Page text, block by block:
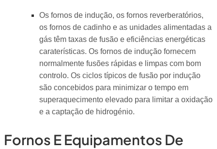
Os fornos de indução, os fornos reverberatórios,
os fornos de cadinho e as unidades alimentadas a
gás têm taxas de fusão e eficiências energéticas
caraterísticas. Os fornos de indução fornecem
normalmente fusões rápidas e limpas com bom
controlo. Os ciclos típicos de fusão por indução
são concebidos para minimizar o tempo em
superaquecimento elevado para limitar a oxidação
e a captação de hidrogénio.
Fornos E Equipamentos De